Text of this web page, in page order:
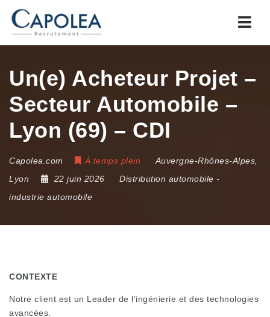
Un(e) Acheteur Projet –
Secteur Automobile –
Lyon (69) – CDI
Capolea.com À temps plein Auvergne-Rhônes-Alpes
Lyon
22 juin 2026 Distribution automobile -
industrie automobile
CONTEXTE
Notre client est un Leader de l’ingénierie et des technologies
avancées.